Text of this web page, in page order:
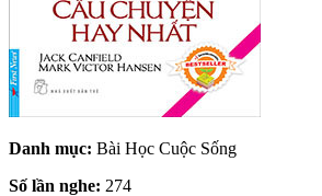
Danh mục: Bài Học Cuộc Sống
Số lần nghe: 274